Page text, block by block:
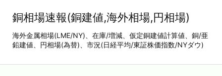
銅相場速報(銅建値,海外相場,円相場)
海外金属相場(LME/NY)、在庫/増減、仮定銅建値計算値、銅/亜
鉛建値、円相場(為替)、市況(日経平均/東証株価指数/NYダウ)